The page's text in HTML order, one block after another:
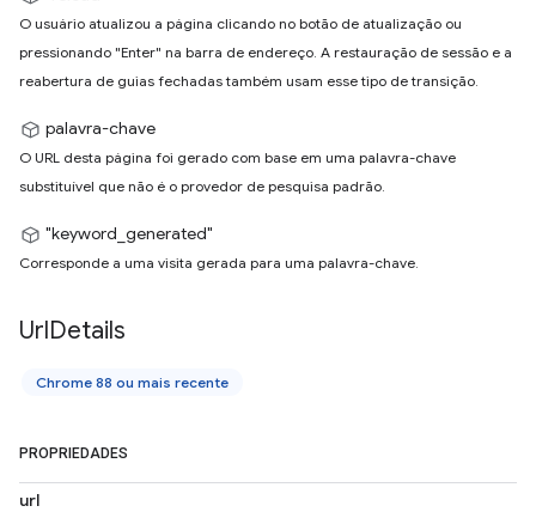
O usuário atualizou a página clicando no botão de atualização ou
pressionando "Enter" na barra de endereço. A restauração de sessão e a
reabertura de guias fechadas também usam esse tipo de transição.
palavra-chave
O URL desta página foi gerado com base em uma palavra-chave
substituível que não é o provedor de pesquisa padrão.
"keyword_generated"
Corresponde a uma visita gerada para uma palavra-chave.
UrlDetails
Chrome 88 ou mais recente
PROPRIEDADES
url